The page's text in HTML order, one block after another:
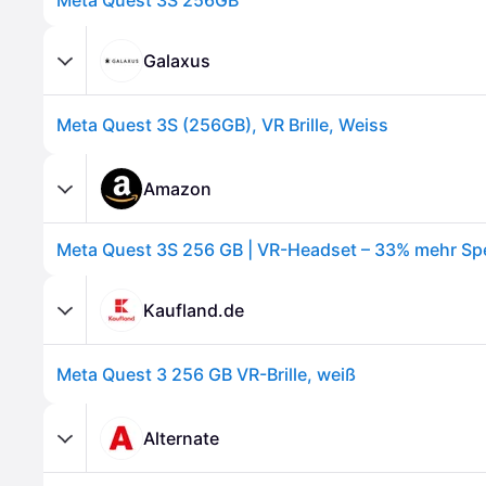
Galaxus
Meta Quest 3S (256GB), VR Brille, Weiss
Amazon
Kaufland.de
Meta Quest 3 256 GB VR-Brille, weiß
Alternate